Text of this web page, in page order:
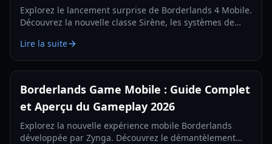
Explorez le lancement surprise de Borderlands 4 Mobile.
Découvrez la nouvelle classe Sirène, les systèmes de
requises dans notre guide complet de 2026.
Lire la suite
Borderlands Game Mobile : Guide Complet
et Aperçu du Gameplay 2026
Explorez la nouvelle expérience mobile Borderlands
développée par Zynga. Découvrez le démantèlement